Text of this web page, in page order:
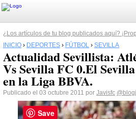
¿Los artículos de tu blog publicados aquí?
INICIO › DEPORTES › FÚTBOL › SEVILLA
Actualidad Sevillista:
Vs Sevilla FC 0.El
en la Liga BBVA.
Publicado el 03 octubre 2011 por Javisfc
Save